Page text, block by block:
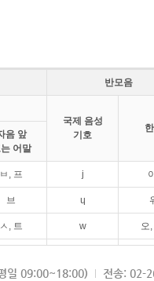
반모음
국제 음성
기호
음 앞
어말
ㅂ, 프 j
브 ɥ
ㅅ, 트 w 오
ㄱ, 크
일 09:00~18:00) 전송: 02-